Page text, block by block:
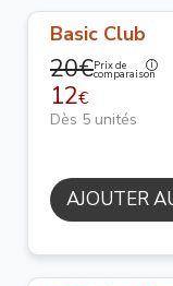
Basic Club
20€Prix de
comparaison
12€
Dès 5 unités
AJOUTER